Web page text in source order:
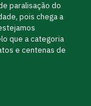
paralisação do
pois chega a
que a categoria
e centenas de